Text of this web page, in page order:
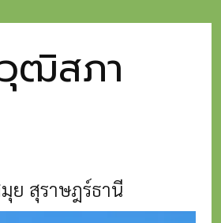
ฒิสภา
ย สุราษฎร์ธานี